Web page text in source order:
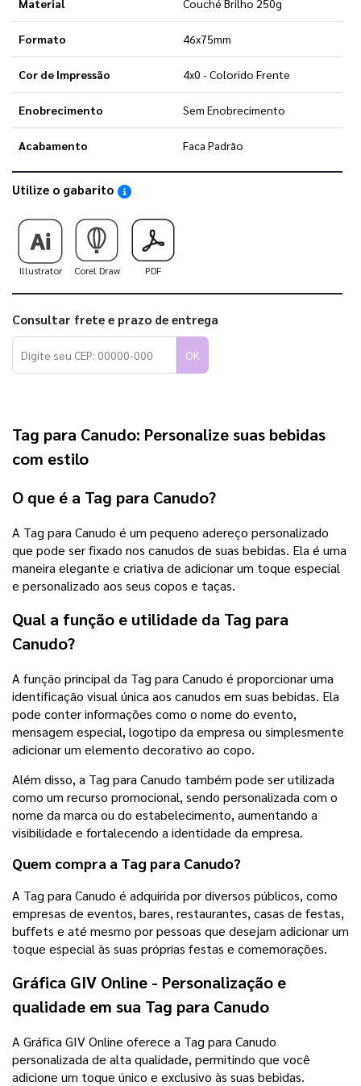
Material Couché Brilho 250g
Formato 46x75mm
Cor de Impressão 4x0 - Colorido Frente
Enobrecimento Sem Enobrecimento
Acabamento Faca Padrão
Utilize o gabarito Saiba como utilizar os nossos gabaritos
Illustrator Corel Draw PDF
Consultar frete e prazo de entrega
OK
Tag para Canudo: Personalize suas bebidas
com estilo
O que é a Tag para Canudo?
A Tag para Canudo é um pequeno adereço personalizado
que pode ser fixado nos canudos de suas bebidas. Ela é uma
maneira elegante e criativa de adicionar um toque especial
e personalizado aos seus copos e taças.
Qual a função e utilidade da Tag para
Canudo?
A função principal da Tag para Canudo é proporcionar uma
identificação visual única aos canudos em suas bebidas. Ela
pode conter informações como o nome do evento,
mensagem especial, logotipo da empresa ou simplesmente
adicionar um elemento decorativo ao copo.
Além disso, a Tag para Canudo também pode ser utilizada
como um recurso promocional, sendo personalizada com o
nome da marca ou do estabelecimento, aumentando a
visibilidade e fortalecendo a identidade da empresa.
Quem compra a Tag para Canudo?
A Tag para Canudo é adquirida por diversos públicos, como
empresas de eventos, bares, restaurantes, casas de festas,
buffets e até mesmo por pessoas que desejam adicionar um
toque especial às suas próprias festas e comemorações.
Gráfica GIV Online - Personalização e
qualidade em sua Tag para Canudo
A Gráfica GIV Online oferece a Tag para Canudo
personalizada de alta qualidade, permitindo que você
adicione um toque único e exclusivo às suas bebidas.